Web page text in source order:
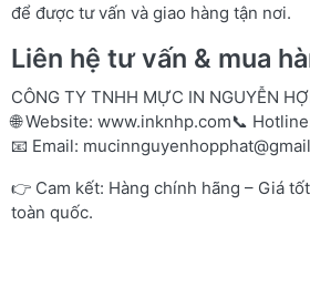
để được tư vấn và giao hàng tận nơi.
Liên hệ tư vấn & mua
CÔNG TY TNHH MỰC IN NGUYỄN
🌐 Website: www.inknhp.com📞
📧 Email:
👉 Cam kết: Hàng chính hãng – Giá
toàn quốc.